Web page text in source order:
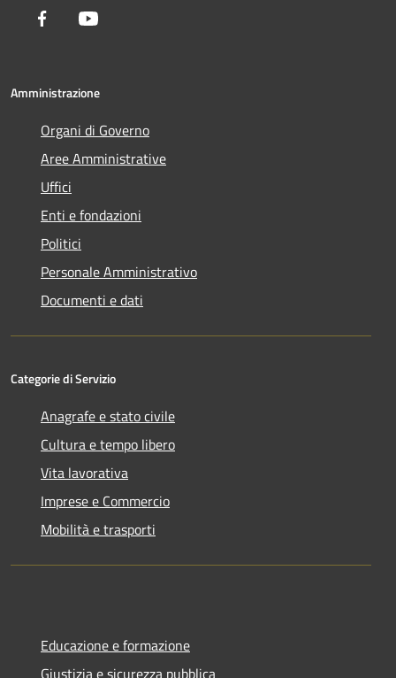
Facebook
Amministrazione
Organi di Governo
Aree Amministrative
Uffici
Enti e fondazioni
Politici
Personale Amministrativo
Documenti e dati
Categorie di Servizio
Anagrafe e stato civile
Cultura e tempo libero
Vita lavorativa
Imprese e Commercio
Mobilità e trasporti
Educazione e formazione
Giustizia e sicurezza pubblica